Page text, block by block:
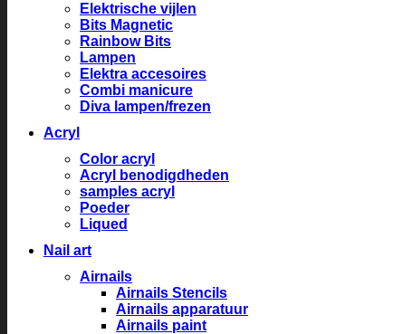
Elektrische vijlen
Bits Magnetic
Rainbow Bits
Lampen
Elektra accesoires
Combi manicure
Diva lampen/frezen
Acryl
Color acryl
Acryl benodigdheden
samples acryl
Poeder
Liqued
Nail art
Airnails
Airnails Stencils
Airnails apparatuur
Airnails paint